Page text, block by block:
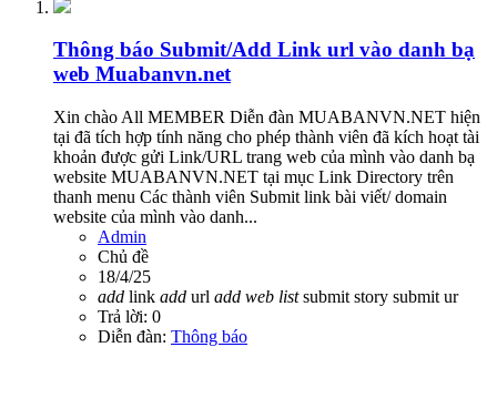
Thông báo Submit/Add Link url vào danh bạ
web Muabanvn.net
Xin chào All MEMBER Diễn đàn MUABANVN.NET hiện
tại đã tích hợp tính năng cho phép thành viên đã kích hoạt tài
khoản được gửi Link/URL trang web của mình vào danh bạ
website MUABANVN.NET tại mục Link Directory trên
thanh menu Các thành viên Submit link bài viết/ domain
website của mình vào danh...
Admin
Chủ đề
18/4/25
add link add url add web list submit story submit ur
Trả lời: 0
Diễn đàn: Thông báo